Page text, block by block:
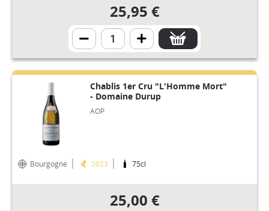
25,95 €
Chablis 1er Cru "L'Homme Mort"
- Domaine Durup
AOP
Bourgogne 2023 75cl
25,00 €